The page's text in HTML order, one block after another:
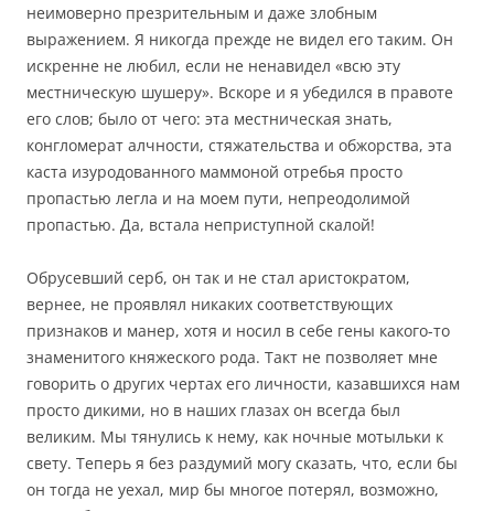
неимоверно презрительным и даже злобным
выражением. Я никогда прежде не видел его таким. Он
искренне не любил, если не ненавидел «всю эту
местническую шушеру». Вскоре и я убедился в правоте
его слов; было от чего: эта местническая знать,
конгломерат алчности, стяжательства и обжорства, эта
каста изуродованного маммоной отребья просто
пропастью легла и на моем пути, непреодолимой
пропастью. Да, встала неприступной скалой!
Обрусевший серб, он так и не стал аристократом,
вернее, не проявлял никаких соответствующих
признаков и манер, хотя и носил в себе гены какого-то
знаменитого княжеского рода. Такт не позволяет мне
говорить о других чертах его личности, казавшихся нам
просто дикими, но в наших глазах он всегда был
великим. Мы тянулись к нему, как ночные мотыльки к
свету. Теперь я без раздумий могу сказать, что, если бы
он тогда не уехал, мир бы многое потерял, возможно,